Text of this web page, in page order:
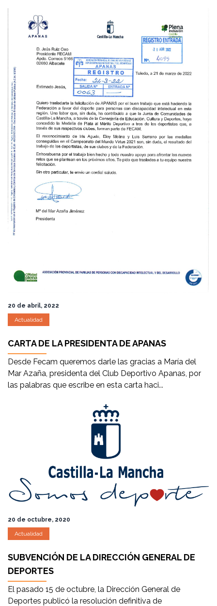
20 de abril, 2022
Actualidad
CARTA DE LA PRESIDENTA DE APANAS
Desde Fecam queremos darle las gracias a María del
Mar Azaña, presidenta del Club Deportivo Apanas, por
las palabras que escribe en esta carta haci...
20 de octubre, 2020
Actualidad
SUBVENCIÓN DE LA DIRECCIÓN GENERAL DE
DEPORTES
El pasado 15 de octubre, la Dirección General de
Deportes publicó la resolución definitiva de